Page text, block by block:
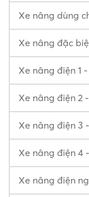
Xe nâng dùng
Xe nâng đặc
Xe nâng điện 1
Xe nâng điện 2
Xe nâng điện 3
Xe nâng điện 4
Xe nâng điện